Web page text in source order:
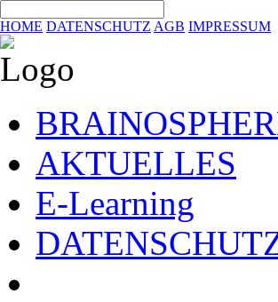
HOME DATENSCHUTZ AGB IMPRESSUM
AKTUELLES
E-Learning